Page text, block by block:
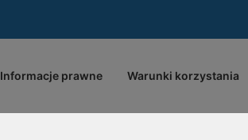
Informacje prawne Warunki korzystania